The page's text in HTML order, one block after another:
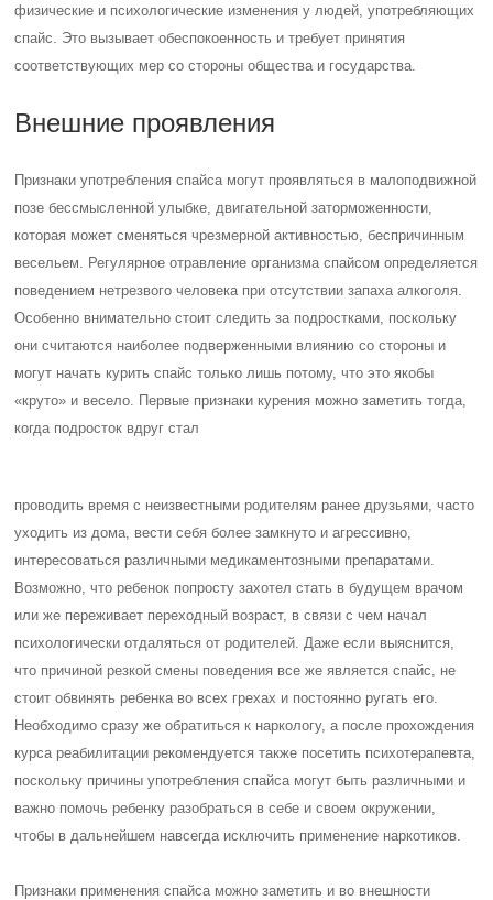
физические и психологические изменения у людей, употребляющих
спайс. Это вызывает обеспокоенность и требует принятия
соответствующих мер со стороны общества и государства.
Внешние проявления
Признаки употребления спайса могут проявляться в малоподвижной
позе бессмысленной улыбке, двигательной заторможенности,
которая может сменяться чрезмерной активностью, беспричинным
весельем. Регулярное отравление организма спайсом определяется
поведением нетрезвого человека при отсутствии запаха алкоголя.
Особенно внимательно стоит следить за подростками, поскольку
они считаются наиболее подверженными влиянию со стороны и
могут начать курить спайс только лишь потому, что это якобы
«круто» и весело. Первые признаки курения можно заметить тогда,
когда подросток вдруг стал
проводить время с неизвестными родителям ранее друзьями, часто
уходить из дома, вести себя более замкнуто и агрессивно,
интересоваться различными медикаментозными препаратами.
Возможно, что ребенок попросту захотел стать в будущем врачом
или же переживает переходный возраст, в связи с чем начал
психологически отдаляться от родителей. Даже если выяснится,
что причиной резкой смены поведения все же является спайс, не
стоит обвинять ребенка во всех грехах и постоянно ругать его.
Необходимо сразу же обратиться к наркологу, а после прохождения
курса реабилитации рекомендуется также посетить психотерапевта,
поскольку причины употребления спайса могут быть различными и
важно помочь ребенку разобраться в себе и своем окружении,
чтобы в дальнейшем навсегда исключить применение наркотиков.
Признаки применения спайса можно заметить и во внешности